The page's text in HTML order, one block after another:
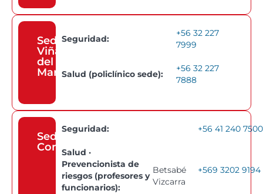
Sede
Viña
del
Mar
Seguridad:
+56 32 227
7999
Salud (policlínico sede):
+56 32 227
7888
Sede
Concepción
Seguridad: +56 41 240 7500
Salud ·
Prevencionista de
riesgos (profesores y
funcionarios):
Betsabé
Vizcarra
+569 3202 9194